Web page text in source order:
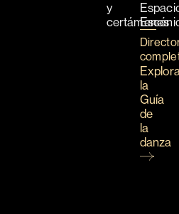
y
certámenes
la
Guía
de
la
danza